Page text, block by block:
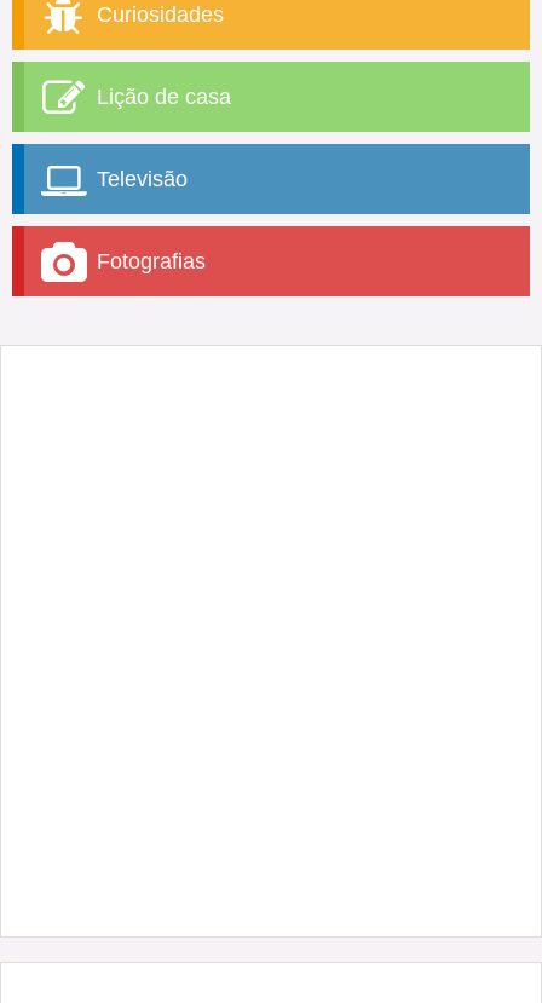
Curiosidades
Lição de casa
Televisão
Fotografias